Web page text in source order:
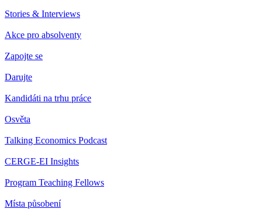
Stories & Interviews
Akce pro absolventy
Zapojte se
Darujte
Kandidáti na trhu práce
Osvěta
Talking Economics Podcast
CERGE-EI Insights
Program Teaching Fellows
Místa působení